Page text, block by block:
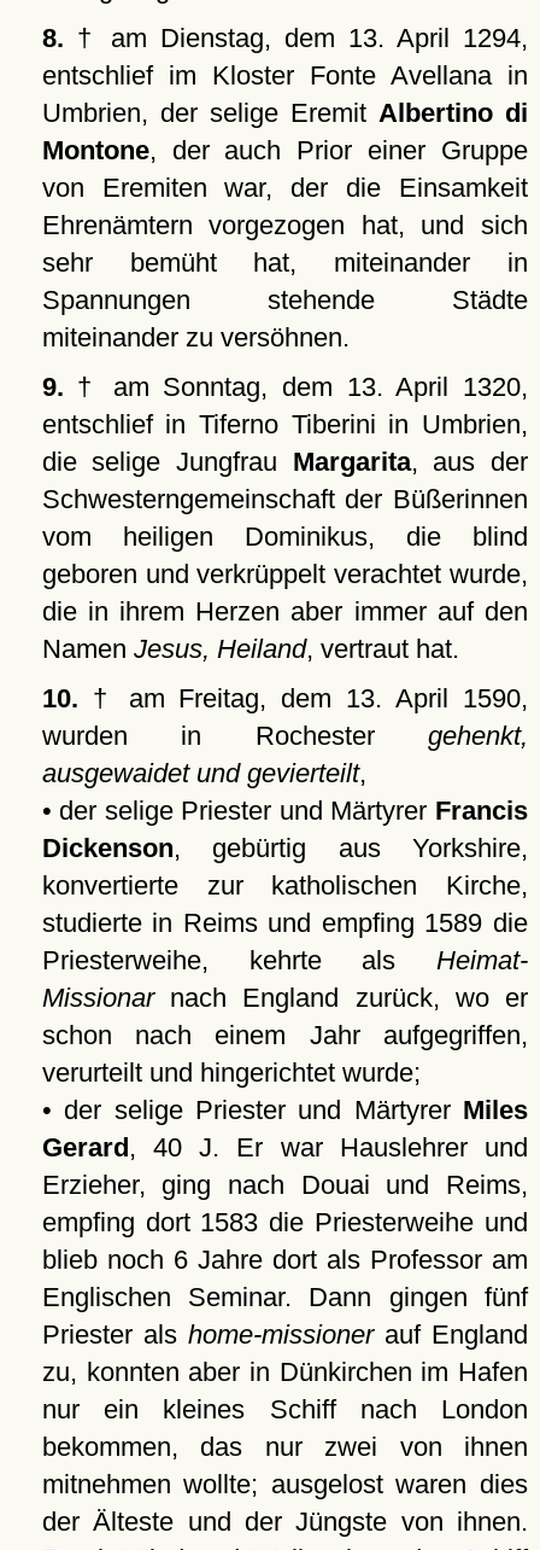
8. † am Dienstag, dem 13. April 1294,
entschlief im Kloster Fonte Avellana in
Umbrien, der selige Eremit Albertino di
Montone, der auch Prior einer Gruppe
von Eremiten war, der die Einsamkeit
Ehrenämtern vorgezogen hat, und sich
sehr bemüht hat, miteinander in
Spannungen stehende Städte
miteinander zu versöhnen.
9. † am Sonntag, dem 13. April 1320,
entschlief in Tiferno Tiberini in Umbrien,
die selige Jungfrau Margarita, aus der
Schwesterngemeinschaft der Büßerinnen
vom heiligen Dominikus, die blind
geboren und verkrüppelt verachtet wurde,
die in ihrem Herzen aber immer auf den
Namen Jesus, Heiland, vertraut hat.
10. † am Freitag, dem 13. April 1590,
wurden in Rochester gehenkt,
ausgewaidet und gevierteilt,
• der selige Priester und Märtyrer Francis
Dickenson, gebürtig aus Yorkshire,
konvertierte zur katholischen Kirche,
studierte in Reims und empfing 1589 die
Priesterweihe, kehrte als Heimat-
Missionarnach England zurück, wo er
schon nach einem Jahr aufgegriffen,
verurteilt und hingerichtet wurde;
• der selige Priester und Märtyrer Miles
Gerard, 40 J. Er war Hauslehrer und
Erzieher, ging nach Douai und Reims,
empfing dort 1583 die Priesterweihe und
blieb noch 6 Jahre dort als Professor am
Englischen Seminar. Dann gingen fünf
Priester als home-missionerauf England
zu, konnten aber in Dünkirchen im Hafen
nur ein kleines Schiff nach London
bekommen, das nur zwei von ihnen
mitnehmen wollte; ausgelost waren dies
der Älteste und der Jüngste von ihnen.